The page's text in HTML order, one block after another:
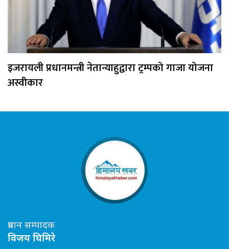
इजरायली प्रधानमन्त्री नेतान्याहुद्वारा ट्रम्पको गाजा योजना
अस्वीकार
प्रधान सम्पादक
विजय घिमिरे